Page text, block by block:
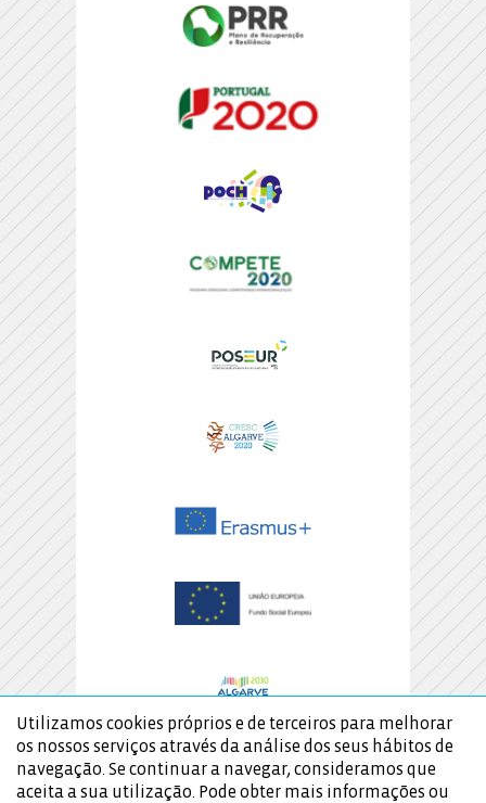
Utilizamos cookies próprios e de terceiros para melhorar
os nossos serviços através da análise dos seus hábitos de
navegação. Se continuar a navegar, consideramos que
aceita a sua utilização. Pode obter mais informações ou